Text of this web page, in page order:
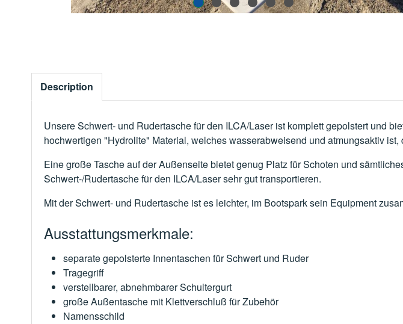
Description
Unsere Schwert- und Rudertasche für den ILCA/Laser ist komplett gepolstert und
hochwertigen "Hydrolite" Material, welches wasserabweisend und atmungsaktiv
Eine große Tasche auf der Außenseite bietet genug Platz für Schoten und
Schwert-/Rudertasche für den ILCA/Laser sehr gut transportieren.
Mit der Schwert- und Rudertasche ist es leichter, im Bootspark sein Equipment
Ausstattungsmerkmale:
separate gepolsterte Innentaschen für Schwert und Ruder
Tragegriff
verstellbarer, abnehmbarer Schultergurt
große Außentasche mit Klettverschluß für Zubehör
Namensschild